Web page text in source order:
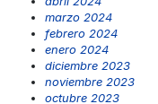
marzo 2024
febrero 2024
enero 2024
diciembre 2023
noviembre 2023
octubre 2023